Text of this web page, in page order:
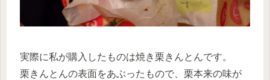
実際に私が購入したものは焼き栗きんとんです。
栗きんとんの表面をあぶったもので、栗本来の味が